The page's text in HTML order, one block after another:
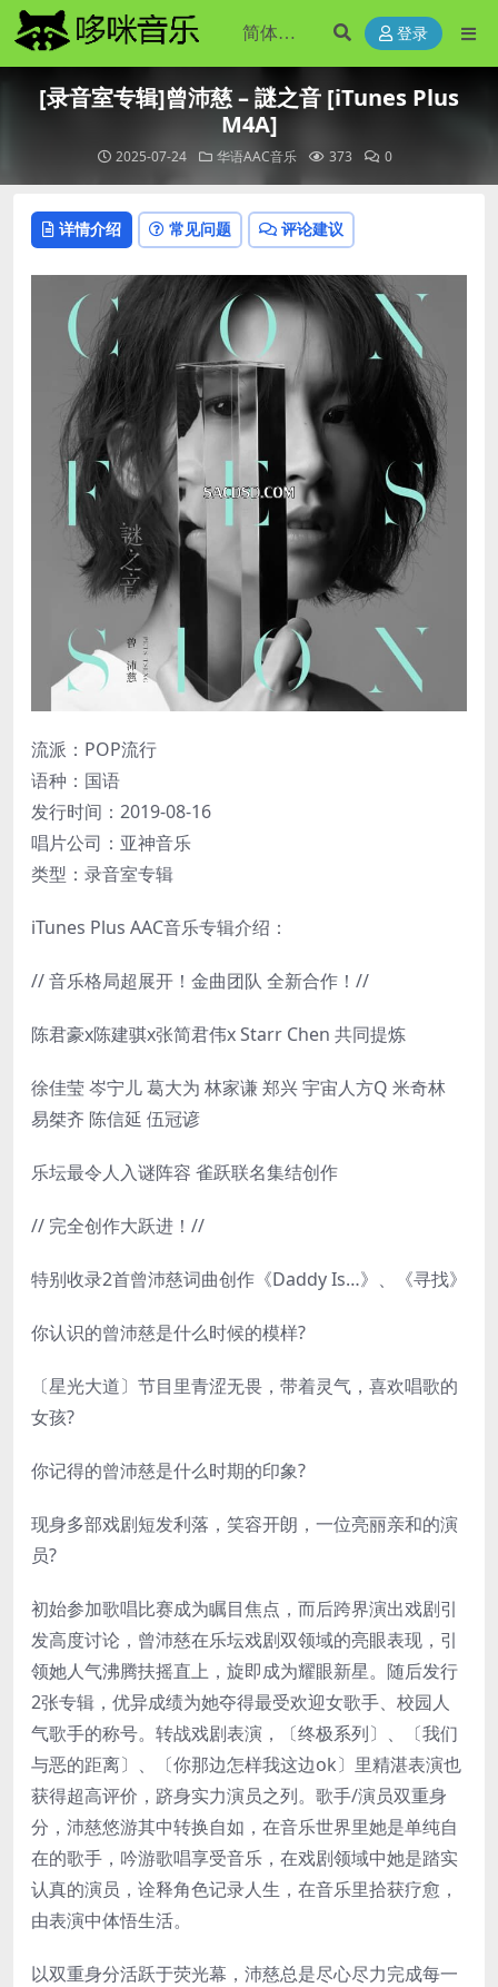
登录
[录音室专辑]曾沛慈 – 謎之音 [iTunes Plus
M4A]
2025-07-24 华语AAC音乐 373 0
详情介绍 常见问题 评论建议
流派：POP流行
语种：国语
发行时间：2019-08-16
唱片公司：亚神音乐
类型：录音室专辑
iTunes Plus AAC音乐专辑介绍：
// 音乐格局超展开！金曲团队 全新合作！//
陈君豪x陈建骐x张简君伟x Starr Chen 共同提炼
徐佳莹 岑宁儿 葛大为 林家谦 郑兴 宇宙人方Q 米奇林
易桀齐 陈信延 伍冠谚
乐坛最令人入谜阵容 雀跃联名集结创作
// 完全创作大跃进！//
特别收录2首曾沛慈词曲创作《Daddy Is…》、《寻找》
你认识的曾沛慈是什么时候的模样?
〔星光大道〕节目里青涩无畏，带着灵气，喜欢唱歌的
女孩?
你记得的曾沛慈是什么时期的印象?
现身多部戏剧短发利落，笑容开朗，一位亮丽亲和的演
员?
初始参加歌唱比赛成为瞩目焦点，而后跨界演出戏剧引
发高度讨论，曾沛慈在乐坛戏剧双领域的亮眼表现，引
领她人气沸腾扶摇直上，旋即成为耀眼新星。随后发行
2张专辑，优异成绩为她夺得最受欢迎女歌手、校园人
气歌手的称号。转战戏剧表演，〔终极系列〕、〔我们
与恶的距离〕、〔你那边怎样我这边ok〕里精湛表演也
获得超高评价，跻身实力演员之列。歌手/演员双重身
分，沛慈悠游其中转换自如，在音乐世界里她是单纯自
在的歌手，吟游歌唱享受音乐，在戏剧领域中她是踏实
认真的演员，诠释角色记录人生，在音乐里拾获疗愈，
由表演中体悟生活。
以双重身分活跃于荧光幕，沛慈总是尽心尽力完成每一